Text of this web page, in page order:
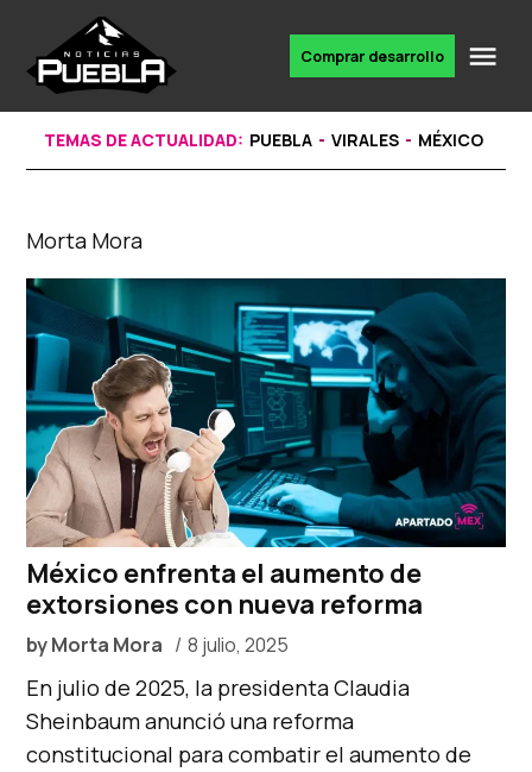
content
noticias
Comprar desarrollo
TEMAS DE ACTUALIDAD: PUEBLA VIRALES MÉXICO
Morta Mora
México enfrenta el aumento de
extorsiones con nueva reforma
byMorta Mora 8 julio, 2025
En julio de 2025, la presidenta Claudia
Sheinbaum anunció una reforma
constitucional para combatir el aumento de